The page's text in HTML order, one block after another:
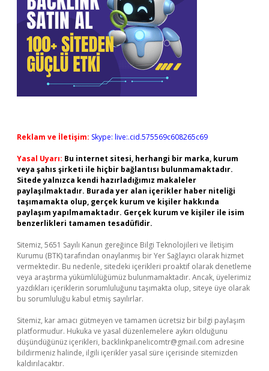
Reklam ve İletişim: Skype: live:.cid.575569c608265c69
Yasal Uyarı: Bu internet sitesi, herhangi bir marka, kurum
veya şahıs şirketi ile hiçbir bağlantısı bulunmamaktadır.
Sitede yalnızca kendi hazırladığımız makaleler
paylaşılmaktadır. Burada yer alan içerikler haber niteliği
taşımamakta olup, gerçek kurum ve kişiler hakkında
paylaşım yapılmamaktadır. Gerçek kurum ve kişiler ile isim
benzerlikleri tamamen tesadüfidir.
Sitemiz, 5651 Sayılı Kanun gereğince Bilgi Teknolojileri ve İletişim
Kurumu (BTK) tarafından onaylanmış bir Yer Sağlayıcı olarak hizmet
vermektedir. Bu nedenle, sitedeki içerikleri proaktif olarak denetleme
veya araştırma yükümlülüğümüz bulunmamaktadır. Ancak, üyelerimiz
yazdıkları içeriklerin sorumluluğunu taşımakta olup, siteye üye olarak
bu sorumluluğu kabul etmiş sayılırlar.
Sitemiz, kar amacı gütmeyen ve tamamen ücretsiz bir bilgi paylaşım
platformudur. Hukuka ve yasal düzenlemelere aykırı olduğunu
düşündüğünüz içerikleri, backlinkpanelicomtr@gmail.com adresine
bildirmeniz halinde, ilgili içerikler yasal süre içerisinde sitemizden
kaldırılacaktır.